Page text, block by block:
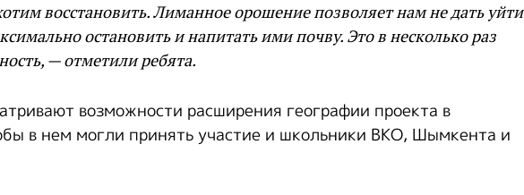
восстановить. Лиманное орошение позволяет нам не дать уйти
остановить и напитать ими почву. Это в несколько раз
— отметили ребята.
возможности расширения географии проекта в
в нем могли принять участие и школьники ВКО, Шымкента и